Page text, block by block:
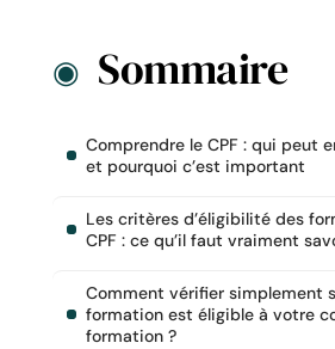
Sommaire
Comprendre le CPF : qui peut
et pourquoi c’est important
Les critères d’éligibilité des
CPF : ce qu’il faut vraiment
Comment vérifier simplement
formation est éligible à votre
formation ?